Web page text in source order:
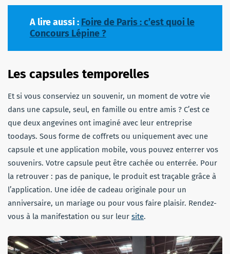
A lire aussi : Foire de Paris : c’est quoi le
Concours Lépine ?
Les capsules temporelles
Et si vous conserviez un souvenir, un moment de votre vie
dans une capsule, seul, en famille ou entre amis ? C’est ce
que deux angevines ont imaginé avec leur entreprise
toodays. Sous forme de coffrets ou uniquement avec une
capsule et une application mobile, vous pouvez enterrer vos
souvenirs. Votre capsule peut être cachée ou enterrée. Pour
la retrouver : pas de panique, le produit est traçable grâce à
l’application. Une idée de cadeau originale pour un
anniversaire, un mariage ou pour vous faire plaisir. Rendez-
vous à la manifestation ou sur leur site.